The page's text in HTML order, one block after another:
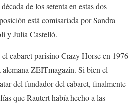
de los setenta en estas dos
está comisariada por Sandra
y Julia Castelló.
cabaret parisino Crazy Horse en 1976
alemana ZEITmagazin. Si bien el
del fundador del cabaret, finalmente
que Rautert había hecho a las